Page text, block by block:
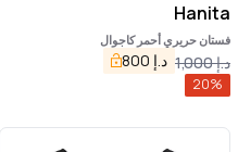
Hanita
فستان حريري أحمر كاجوال
د.إ1,000 د.إ 800
20%